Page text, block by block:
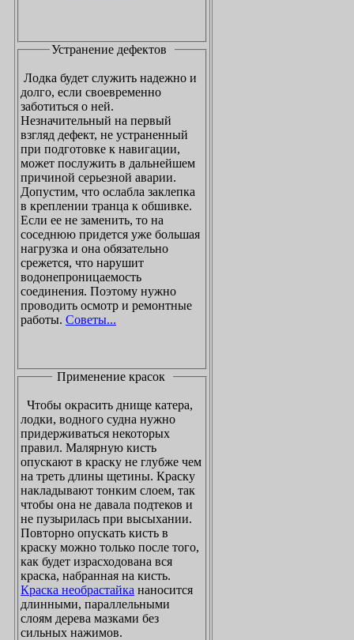
Устранение дефектов
Лодка будет служить надежно и
долго, если своевременно
заботиться о ней.
Незначительный на первый
взгляд дефект, не устраненный
при подготовке к навигации,
может послужить в дальнейшем
причиной серьезной аварии.
Допустим, что ослабла заклепка
в креплении транца к обшивке.
Если ее не заменить, то на
соседнюю придется уже большая
нагрузка и она обязательно
срежется, что нарушит
водонепроницаемость
соединения. Поэтому нужно
проводить осмотр и ремонтные
работы. Советы...
Применение красок
лодки, водного судна нужно
придерживаться некоторых
правил. Малярную кисть
опускают в краску не глубже чем
на треть длины щетины. Краску
накладывают тонким слоем, так
чтобы она не давала подтеков и
не пузырилась при высыхании.
Повторно опускать кисть в
краску можно только после того,
как будет израсходована вся
краска, набранная на кисть.
Краска необрастайка
длинными, параллельными
слоям дерева мазками без
сильных нажимов.